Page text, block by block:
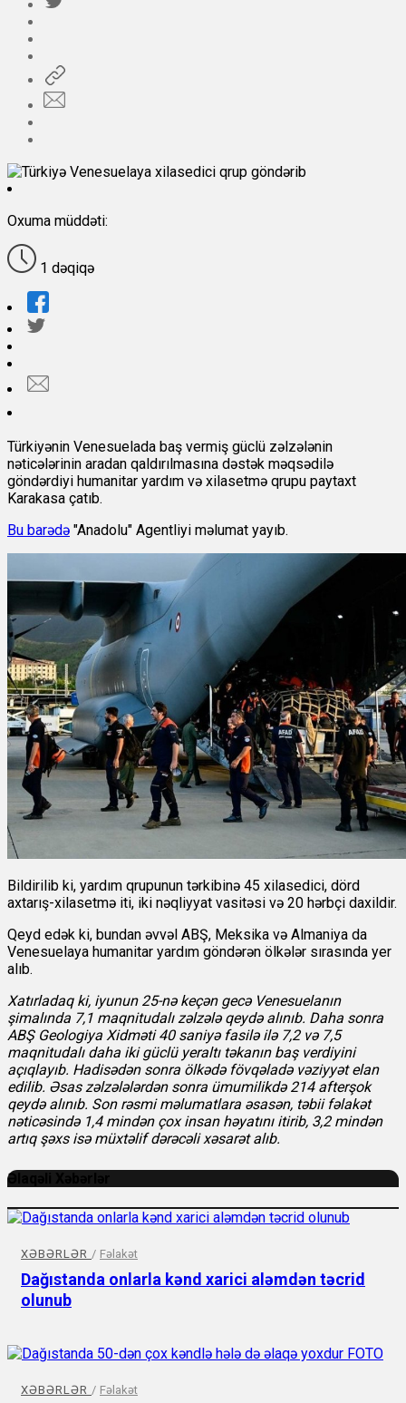
Oxuma müddəti:
1 dəqiqə
Türkiyənin Venesuelada baş vermiş güclü zəlzələnin
nəticələrinin aradan qaldırılmasına dəstək məqsədilə
göndərdiyi humanitar yardım və xilasetmə qrupu paytaxt
Karakasa çatıb.
Bu barədə "Anadolu" Agentliyi məlumat yayıb.
Bildirilib ki, yardım qrupunun tərkibinə 45 xilasedici, dörd
axtarış-xilasetmə iti, iki nəqliyyat vasitəsi və 20 hərbçi daxildir.
Qeyd edək ki, bundan əvvəl ABŞ, Meksika və Almaniya da
Venesuelaya humanitar yardım göndərən ölkələr sırasında yer
alıb.
Xatırladaq ki, iyunun 25-nə keçən gecə Venesuelanın
şimalında 7,1 maqnitudalı zəlzələ qeydə alınıb. Daha sonra
ABŞ Geologiya Xidməti 40 saniyə fasilə ilə 7,2 və 7,5
maqnitudalı daha iki güclü yeraltı təkanın baş verdiyini
açıqlayıb. Hadisədən sonra ölkədə fövqəladə vəziyyət elan
edilib. Əsas zəlzələlərdən sonra ümumilikdə 214 afterşok
qeydə alınıb. Son rəsmi məlumatlara əsasən, təbii fəlakət
nəticəsində 1,4 mindən çox insan həyatını itirib, 3,2 mindən
artıq şəxs isə müxtəlif dərəcəli xəsarət alıb.
Əlaqəli Xəbərlər
XƏBƏRLƏR / Fəlakət
Dağıstanda onlarla kənd xarici aləmdən təcrid
olunub
XƏBƏRLƏR / Fəlakət